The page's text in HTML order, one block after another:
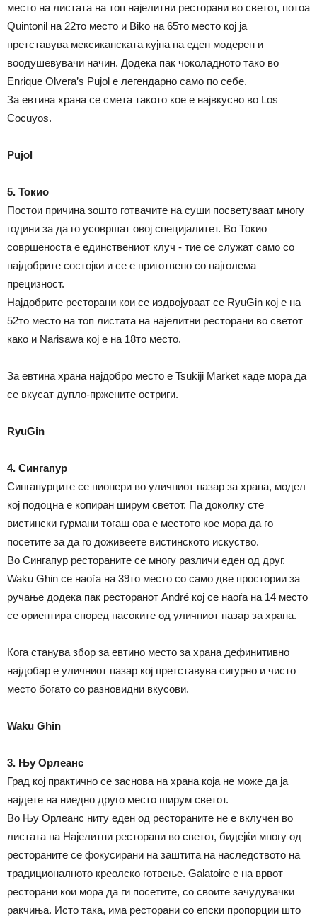
место на листата на топ најелитни ресторани во светот, потоа
Quintonil на 22то место и Biko на 65то место кој ја
претставува мексиканската кујна на еден модерен и
воодушевувачи начин. Додека пак чоколадното тако во
Enrique Olvera’s Pujol е легендарно само по себе.
За евтина храна се смета такото кое е највкусно во Los
Cocuyos.
Pujol
5. Токио
Постои причина зошто готвачите на суши посветуваат многу
години за да го усовршат овој специјалитет. Во Токио
совршеноста е единствениот клуч - тие се служат само со
најдобрите состојки и се е приготвено со најголема
прецизност.
Најдобрите ресторани кои се издвојуваат се RyuGin кој е на
52то место на топ листата на најелитни ресторани во светот
како и Narisawa кој е на 18то место.
За евтина храна најдобро место е Tsukiji Market каде мора да
се вкусат дупло-пржените остриги.
RyuGin
4. Сингапур
Сингапурците се пионери во уличниот пазар за храна, модел
кој подоцна е копиран ширум светот. Па доколку сте
вистински гурмани тогаш ова е местото кое мора да го
посетите за да го доживеете вистинското искуство.
Во Сингапур рестораните се многу различи еден од друг.
Waku Ghin се наоѓа на 39то место со само две простории за
ручање додека пак ресторанот André кој се наоѓа на 14 место
се ориентира според насоките од уличниот пазар за храна.
Кога станува збор за евтино место за храна дефинитивно
најдобар е уличниот пазар кој претставува сигурно и чисто
место богато со разновидни вкусови.
Waku Ghin
3. Њу Орлеанс
Град кој практично се заснова на храна која не може да ја
најдете на ниедно друго место ширум светот.
Во Њу Орлеанс ниту еден од рестораните не е вклучен во
листата на Најелитни ресторани во светот, бидејќи многу од
рестораните се фокусирани на заштита на наследството на
традиционалното креолско готвење. Galatoire е на врвот
ресторани кои мора да ги посетите, со своите зачудувачки
ракчиња. Исто така, има ресторани со епски пропорции што